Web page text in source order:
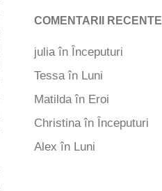
COMENTARII RECENTE
juliaîn Începuturi
Tessaîn Luni
Matildaîn Eroi
Christinaîn Începuturi
Alex în Luni